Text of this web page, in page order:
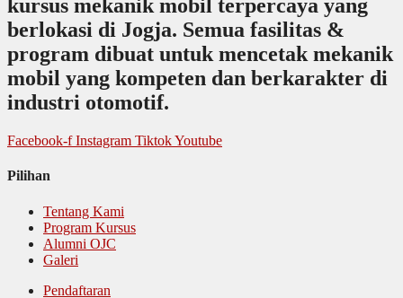
kursus mekanik mobil terpercaya yang
berlokasi di Jogja. Semua fasilitas &
program dibuat untuk mencetak mekanik
mobil yang kompeten dan berkarakter di
industri otomotif.
Facebook-f Instagram TiktokYoutube
Pilihan
Tentang Kami
Program Kursus
Alumni OJC
Galeri
Pendaftaran